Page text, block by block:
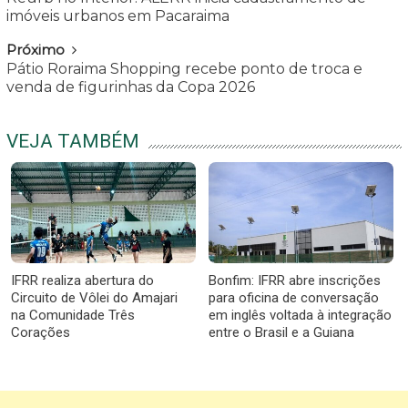
imóveis urbanos em Pacaraima
Próximo
Pátio Roraima Shopping recebe ponto de troca e
venda de figurinhas da Copa 2026
VEJA TAMBÉM
IFRR realiza abertura do
Circuito de Vôlei do Amajari
na Comunidade Três
Corações
Bonfim: IFRR abre inscrições
para oficina de conversação
em inglês voltada à integração
entre o Brasil e a Guiana